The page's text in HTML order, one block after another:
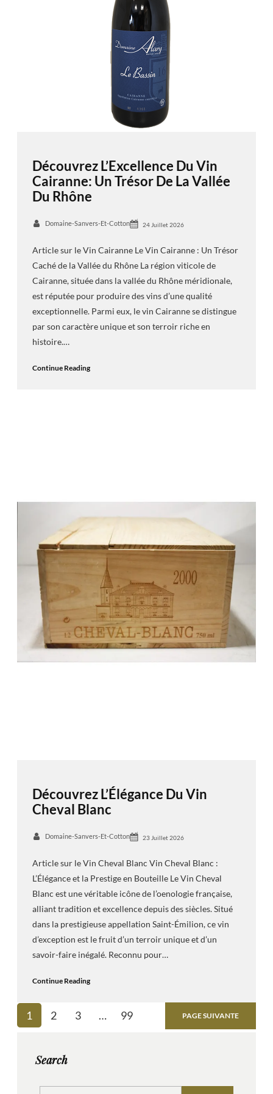
Découvrez L’Excellence Du Vin
Cairanne: Un Trésor De La Vallée
Du Rhône
Domaine-Sanvers-Et-Cotton 24 Juillet 2026
Article sur le Vin Cairanne Le Vin Cairanne : Un Trésor
Caché de la Vallée du Rhône La région viticole de
Cairanne, située dans la vallée du Rhône méridionale,
est réputée pour produire des vins d’une qualité
exceptionnelle. Parmi eux, le vin Cairanne se distingue
par son caractère unique et son terroir riche en
histoire.…
Continue Reading
Découvrez L’Élégance Du Vin
Cheval Blanc
Domaine-Sanvers-Et-Cotton 23 Juillet 2026
Article sur le Vin Cheval Blanc Vin Cheval Blanc :
L’Élégance et la Prestige en Bouteille Le Vin Cheval
Blanc est une véritable icône de l’oenologie française,
alliant tradition et excellence depuis des siècles. Situé
dans la prestigieuse appellation Saint-Émilion, ce vin
d’exception est le fruit d’un terroir unique et d’un
savoir-faire inégalé. Reconnu pour…
Continue Reading
1 2 3 … 99 PAGE SUIVANTE
Search